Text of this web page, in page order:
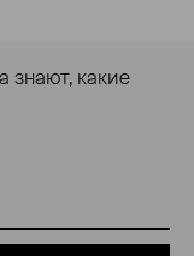
знают, какие